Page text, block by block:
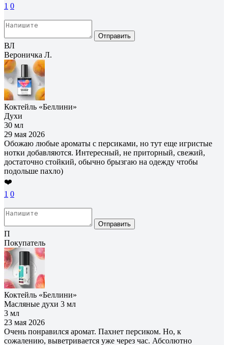
1 0
Отправить
ВЛ
Вероничка Л.
Коктейль «Беллини»
Духи
30 мл
29 мая 2026
Обожаю любые ароматы с персиками, но тут еще игристые
нотки добавляются. Интересный, не приторный, свежий,
достаточно стойкий, обычно брызгаю на одежду чтобы
подольше пахло)
❤️
1 0
Отправить
П
Покупатель
Коктейль «Беллини»
Масляные духи 3 мл
3 мл
23 мая 2026
Очень понравился аромат. Пахнет персиком. Но, к
сожалению, выветривается уже через час. Абсолютно